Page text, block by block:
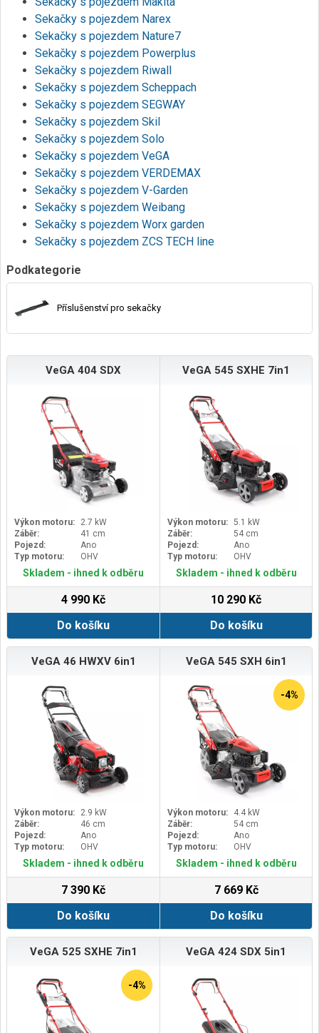
Sekačky s pojezdem Narex
Sekačky s pojezdem Nature7
Sekačky s pojezdem Powerplus
Sekačky s pojezdem Riwall
Sekačky s pojezdem Scheppach
Sekačky s pojezdem SEGWAY
Sekačky s pojezdem Skil
Sekačky s pojezdem Solo
Sekačky s pojezdem VeGA
Sekačky s pojezdem VERDEMAX
Sekačky s pojezdem V-Garden
Sekačky s pojezdem Weibang
Sekačky s pojezdem Worx garden
Sekačky s pojezdem ZCS TECH line
Podkategorie
Příslušenství pro sekačky
VeGA 404 SDX
Výkon motoru:
2.7 kW
Záběr:
41 cm
Pojezd:
Ano
Typ motoru:
OHV
Skladem - ihned k odběru
4 990 Kč
Do košíku
VeGA 545 SXHE 7in1
Výkon motoru: 5.1 kW
Záběr:
54 cm
Pojezd:
Ano
Typ motoru:
OHV
Skladem - ihned k odběru
10 290 Kč
Do košíku
VeGA 46 HWXV 6in1
Výkon motoru:
2.9 kW
Záběr:
46 cm
Pojezd:
Ano
Typ motoru:
OHV
Skladem - ihned k odběru
7 390 Kč
Do košíku
VeGA 545 SXH 6in1
-4%
Výkon motoru:
4.4 kW
Záběr:
54 cm
Pojezd:
Ano
Typ motoru:
OHV
Skladem - ihned k odběru
7 669 Kč
Do košíku
VeGA 525 SXHE 7in1
-4%
VeGA 424 SDX 5in1